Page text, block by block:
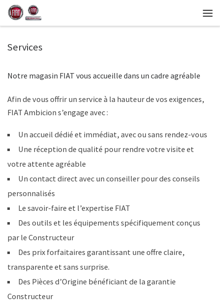
Services
Notre magasin FIAT vous accueille dans un cadre agréable
Afin de vous offrir un service à la hauteur de vos exigences,
FIAT Ambicion s’engage avec :
Un accueil dédié et immédiat, avec ou sans rendez-vous
Une réception de qualité pour rendre votre visite et
votre attente agréable
Un contact direct avec un conseiller pour des conseils
personnalisés
Le savoir-faire et l’expertise FIAT
Des outils et les équipements spécifiquement conçus
par le Constructeur
Des prix forfaitaires garantissant une offre claire,
transparente et sans surprise.
Des Pièces d’Origine bénéficiant de la garantie
Constructeur